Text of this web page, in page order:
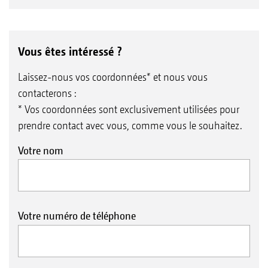
Vous êtes intéressé ?
Laissez-nous vos coordonnées* et nous vous
contacterons :
* Vos coordonnées sont exclusivement utilisées pour
prendre contact avec vous, comme vous le souhaitez.
Votre nom
Votre numéro de téléphone